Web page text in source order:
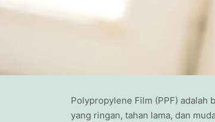
Polypropylene Film (PPF) adalah
yang ringan, tahan lama, dan